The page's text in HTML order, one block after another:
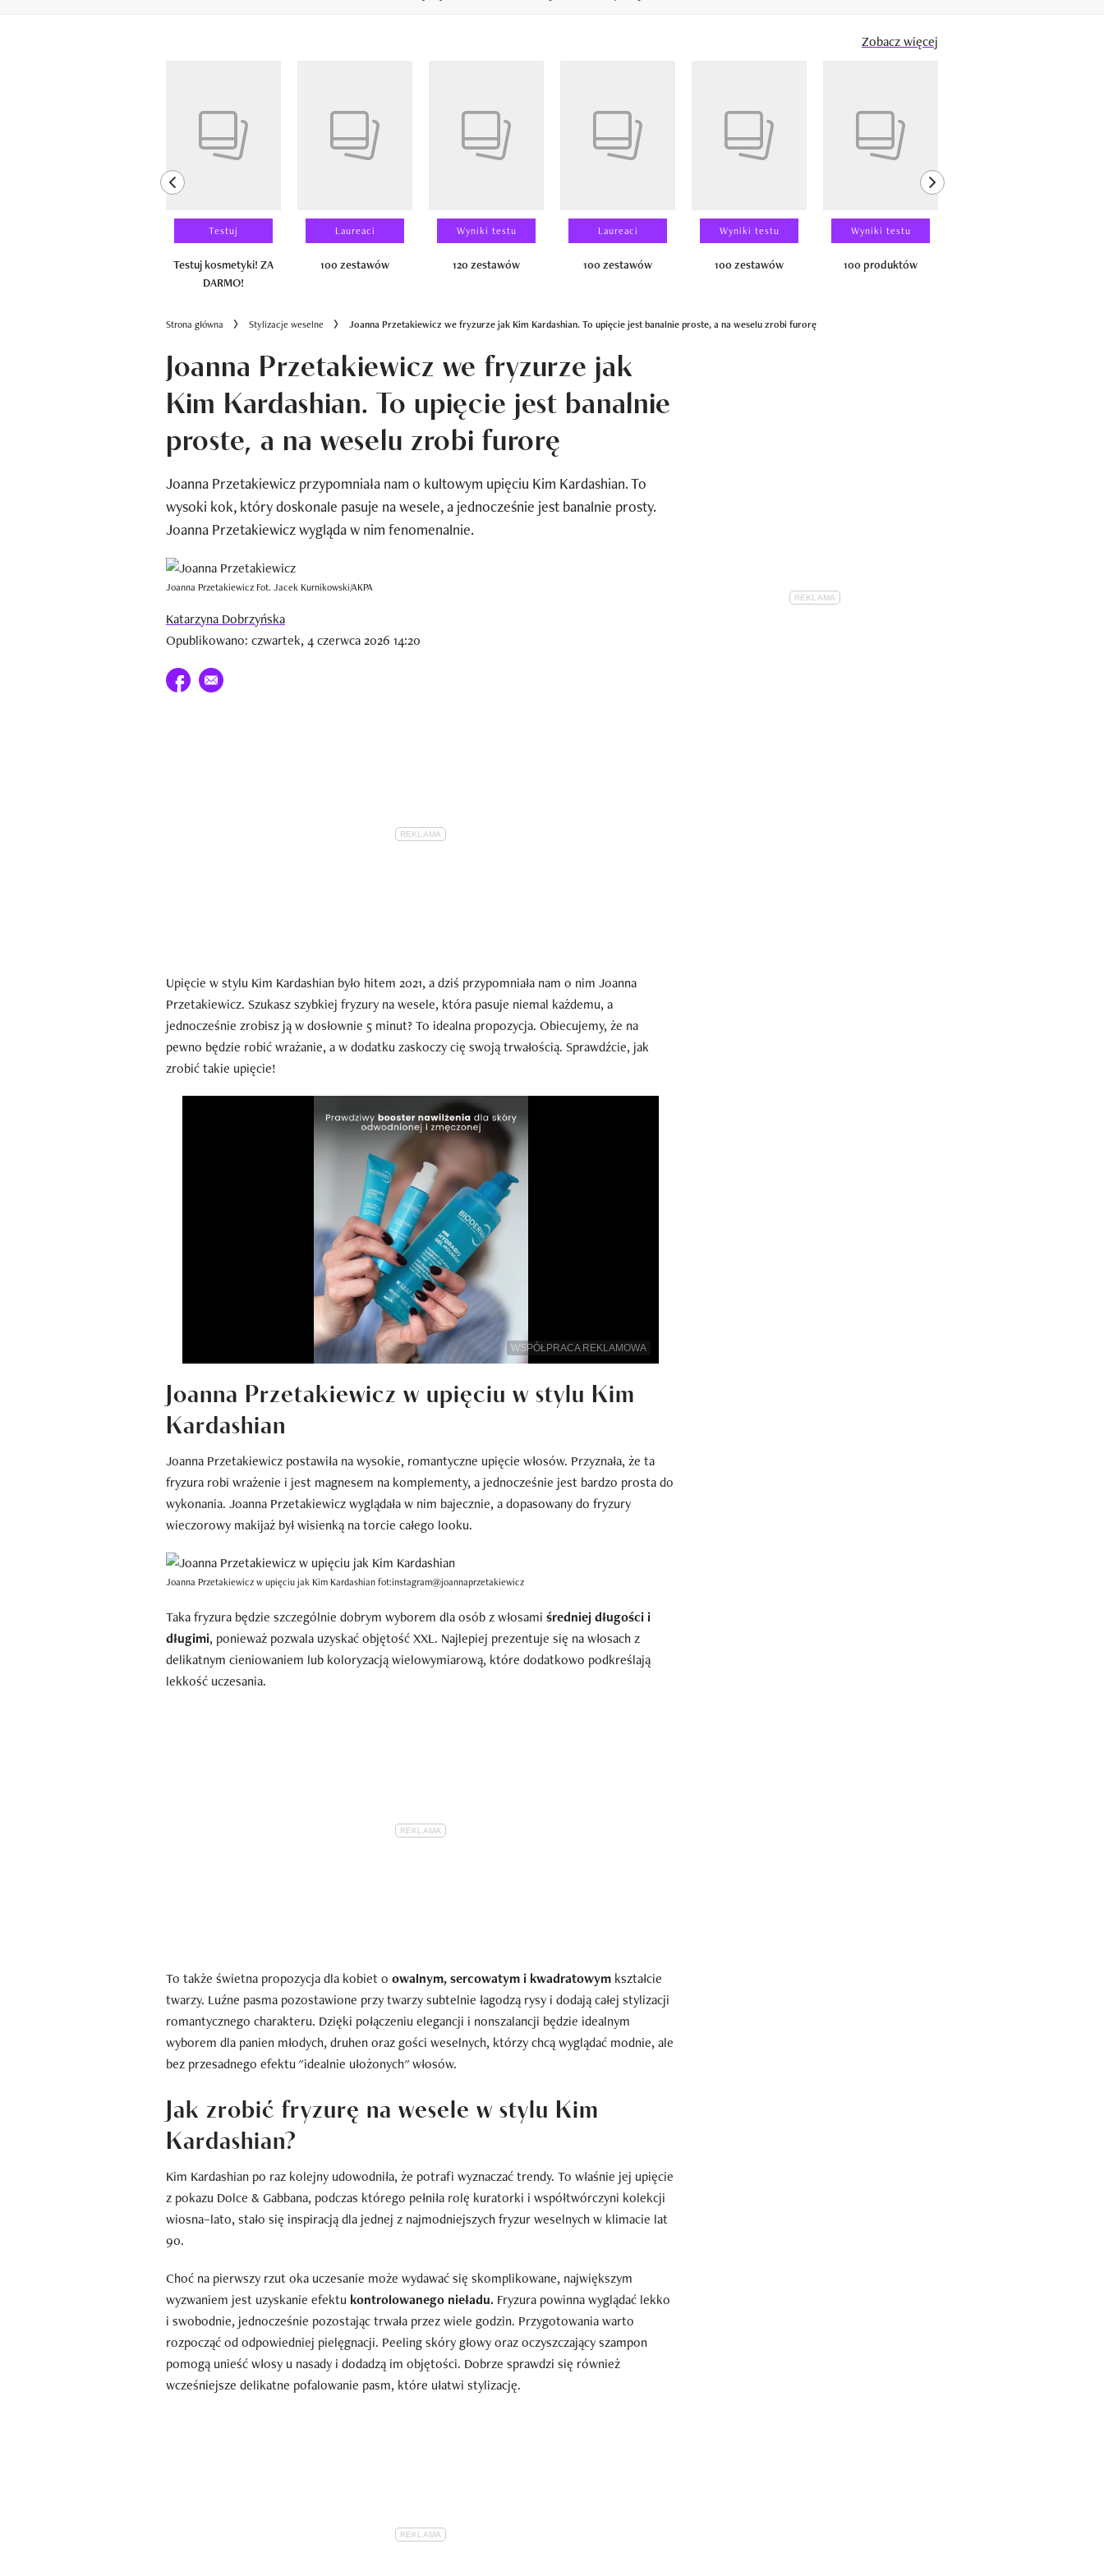
Zobacz więcej
previous element
Testuj
Testuj kosmetyki! ZA
DARMO!
Laureaci
100 zestawów
Wyniki testu
120 zestawów
Laureaci
100 zestawów
Wyniki testu
100 zestawów
Wyniki testu
100 produktów
next element
Strona główna Stylizacje weselne Joanna Przetakiewicz we fryzurze jak Kim Kardashian. To upięcie jest banalnie proste, a na weselu zrobi furorę
Joanna Przetakiewicz we fryzurze jak
Kim Kardashian. To upięcie jest banalnie
proste, a na weselu zrobi furorę
Joanna Przetakiewicz przypomniała nam o kultowym upięciu Kim Kardashian. To
wysoki kok, który doskonale pasuje na wesele, a jednocześnie jest banalnie prosty.
Joanna Przetakiewicz wygląda w nim fenomenalnie.
Joanna Przetakiewicz Fot. Jacek Kurnikowski/AKPA
Katarzyna Dobrzyńska
Opublikowano: czwartek, 4 czerwca 2026 14:20
Udostępnij na facebook
E-mail do przyjaciela
Upięcie w stylu Kim Kardashian było hitem 2021, a dziś przypomniała nam o nim Joanna
Przetakiewicz. Szukasz szybkiej fryzury na wesele, która pasuje niemal każdemu, a
jednocześnie zrobisz ją w dosłownie 5 minut? To idealna propozycja. Obiecujemy, że na
pewno będzie robić wrażanie, a w dodatku zaskoczy cię swoją trwałością. Sprawdźcie, jak
zrobić takie upięcie!
WSPÓŁPRACA REKLAMOWA
Joanna Przetakiewicz w upięciu w stylu Kim
Kardashian
Joanna Przetakiewicz postawiła na wysokie, romantyczne upięcie włosów. Przyznała, że ta
fryzura robi wrażenie i jest magnesem na komplementy, a jednocześnie jest bardzo prosta do
wykonania. Joanna Przetakiewicz wyglądała w nim bajecznie, a dopasowany do fryzury
wieczorowy makijaż był wisienką na torcie całego looku.
Joanna Przetakiewicz w upięciu jak Kim Kardashian fot:instagram@joannaprzetakiewicz
Taka fryzura będzie szczególnie dobrym wyborem dla osób z włosami średniej długości i
długimi, ponieważ pozwala uzyskać objętość XXL. Najlepiej prezentuje się na włosach z
delikatnym cieniowaniem lub koloryzacją wielowymiarową, które dodatkowo podkreślają
lekkość uczesania.
To także świetna propozycja dla kobiet o owalnym, sercowatym i kwadratowym kształcie
twarzy. Luźne pasma pozostawione przy twarzy subtelnie łagodzą rysy i dodają całej stylizacji
romantycznego charakteru. Dzięki połączeniu elegancji i nonszalancji będzie idealnym
wyborem dla panien młodych, druhen oraz gości weselnych, którzy chcą wyglądać modnie, ale
bez przesadnego efektu "idealnie ułożonych" włosów.
Jak zrobić fryzurę na wesele w stylu Kim
Kardashian?
Kim Kardashian po raz kolejny udowodniła, że potrafi wyznaczać trendy. To właśnie jej upięcie
z pokazu Dolce & Gabbana, podczas którego pełniła rolę kuratorki i współtwórczyni kolekcji
wiosna–lato, stało się inspiracją dla jednej z najmodniejszych fryzur weselnych w klimacie lat
90.
Choć na pierwszy rzut oka uczesanie może wydawać się skomplikowane, największym
wyzwaniem jest uzyskanie efektu kontrolowanego nieładu. Fryzura powinna wyglądać lekko
i swobodnie, jednocześnie pozostając trwała przez wiele godzin. Przygotowania warto
rozpocząć od odpowiedniej pielęgnacji. Peeling skóry głowy oraz oczyszczający szampon
pomogą unieść włosy u nasady i dodadzą im objętości. Dobrze sprawdzi się również
wcześniejsze delikatne pofalowanie pasm, które ułatwi stylizację.